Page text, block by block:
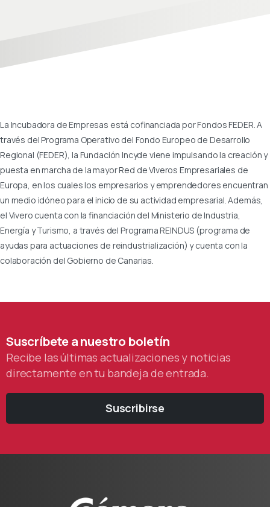
La Incubadora de Empresas está cofinanciada por Fondos FEDER. A
través del Programa Operativo del Fondo Europeo de Desarrollo
Regional (FEDER), la Fundación Incyde viene impulsando la creación y
puesta en marcha de la mayor Red de Viveros Empresariales de
Europa, en los cuales los empresarios y emprendedores encuentran
un medio idóneo para el inicio de su actividad empresarial. Además,
el Vivero cuenta con la financiación del Ministerio de Industria,
Energía y Turismo, a través del Programa REINDUS (programa de
ayudas para actuaciones de reindustrialización) y cuenta con la
colaboración del Gobierno de Canarias.
Suscríbeteanuestro boletín
Recibe las últimas actualizaciones y noticias
directamente en tu bandeja de entrada.
Suscribirse